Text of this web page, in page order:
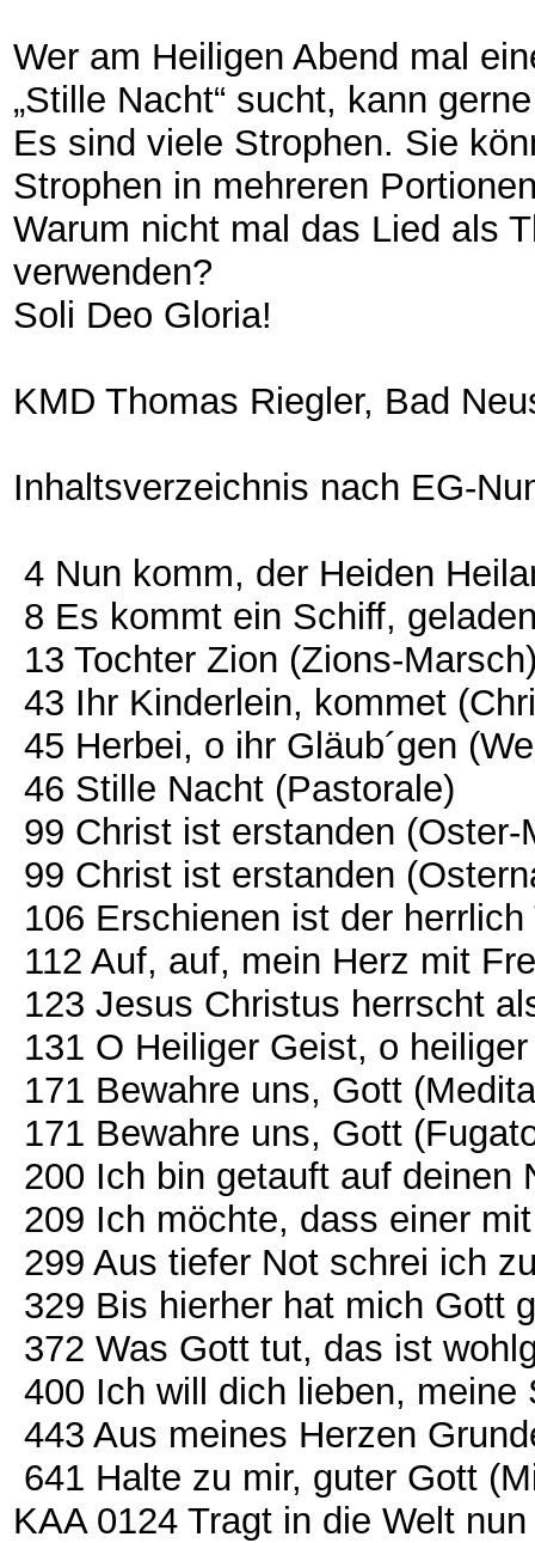
Wer am Heiligen Abend mal
„Stille Nacht“ sucht, kann
Es sind viele Strophen. Sie
Strophen in mehreren
Warum nicht mal das Lied als
verwenden?
Soli Deo Gloria!
KMD Thomas Riegler, Bad
Inhaltsverzeichnis nach EG-
4 Nun komm, der Heiden
8 Es kommt ein Schiff,
13 Tochter Zion (Zions-
43 Ihr Kinderlein, kommet
45 Herbei, o ihr Gläub´gen
46 Stille Nacht (Pastorale)
99 Christ ist erstanden (Oster-
99 Christ ist erstanden
106 Erschienen ist der
112 Auf, auf, mein Herz mit
123 Jesus Christus herrscht
131 O Heiliger Geist, o
171 Bewahre uns, Gott
171 Bewahre uns, Gott
200 Ich bin getauft auf
209 Ich möchte, dass einer
299 Aus tiefer Not schrei ich
329 Bis hierher hat mich Gott
372 Was Gott tut, das ist
400 Ich will dich lieben, meine
443 Aus meines Herzen
641 Halte zu mir, guter Gott
KAA 0124 Tragt in die Welt